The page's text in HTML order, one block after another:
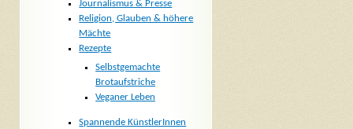
Journalismus & Presse
Religion, Glauben & höhere
Mächte
Rezepte
Selbstgemachte
Brotaufstriche
Veganer Leben
Spannende KünstlerInnen